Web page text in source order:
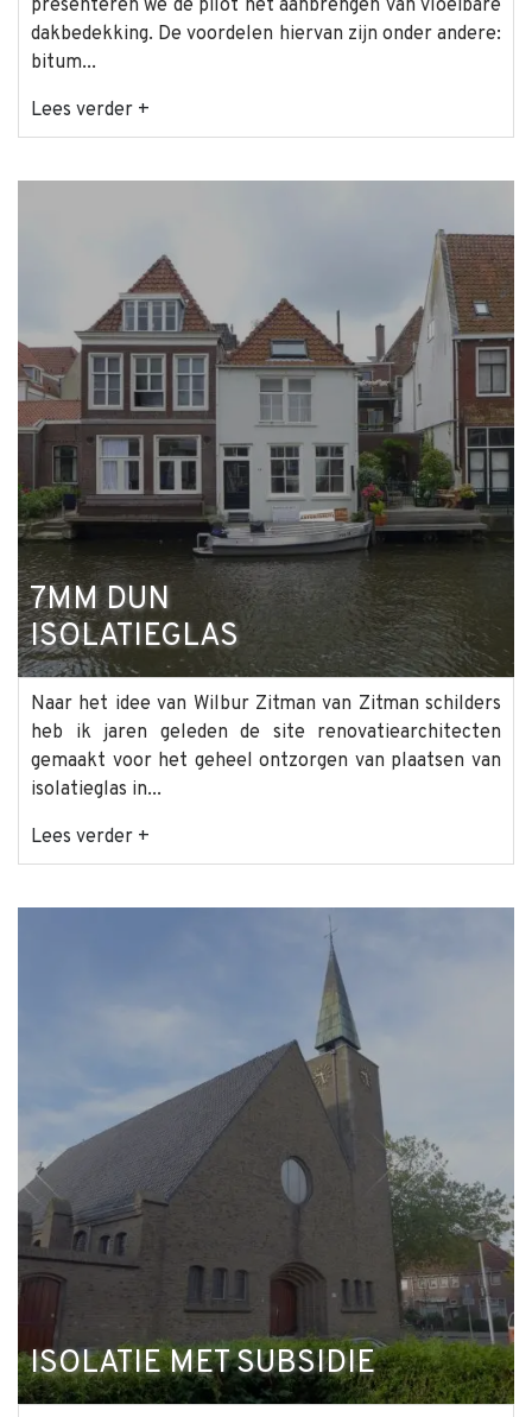
presenteren we de pilot het aanbrengen van vloeibare
dakbedekking. De voordelen hiervan zijn onder andere:
bitum...
Lees verder +
7MM DUN
ISOLATIEGLAS
Naar het idee van Wilbur Zitman van Zitman schilders
heb ik jaren geleden de site renovatiearchitecten
gemaakt voor het geheel ontzorgen van plaatsen van
isolatieglas in...
Lees verder +
ISOLATIE MET SUBSIDIE